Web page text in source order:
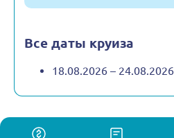
Все даты круиза
18.08.2026 – 24.08.2026